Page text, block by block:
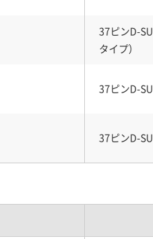
37ピンD-
タイプ）
37ピンD-
37ピンD-